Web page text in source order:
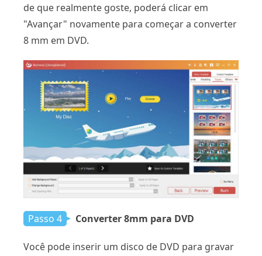
de que realmente goste, poderá clicar em
"Avançar" novamente para começar a converter
8 mm em DVD.
Passo 4 Converter 8mm para DVD
Você pode inserir um disco de DVD para gravar